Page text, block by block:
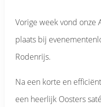
Vorige week vond onze
plaats bij
Rodenrijs.
Na een korte en
een heerlijk Oosters